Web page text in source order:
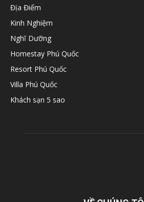
Địa Điểm
Kinh Nghiệm
Nghĩ Dưỡng
Homestay Phú Quốc
Resort Phú Quốc
Villa Phú Quốc
Khách sạn 5 sao